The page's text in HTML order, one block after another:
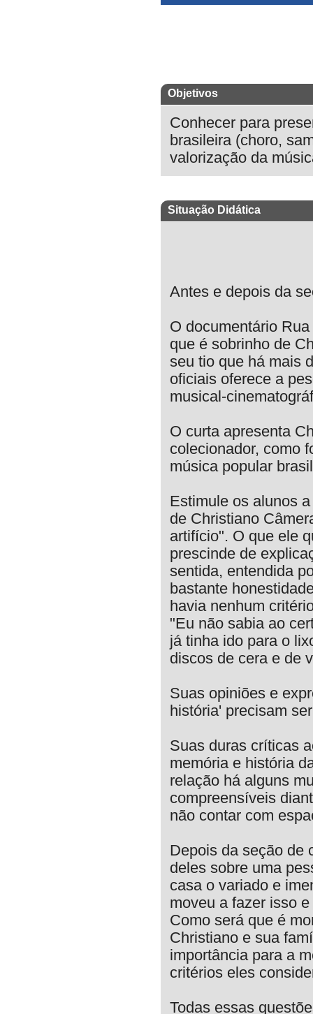
Objetivos
Conhecer para
brasileira (choro,
valorização da
Situação Didática
Antes e depois da
O documentário
que é sobrinho de
seu tio que há mais
oficiais oferece a
musical-
O curta apresenta
colecionador, como
música popular
Estimule os alunos
de Christiano
artifício". O que ele
prescinde de
sentida, entendida
bastante
havia nenhum
"Eu não sabia ao
já tinha ido para o
discos de cera e de
Suas opiniões e
história' precisam
Suas duras críticas
memória e história
relação há alguns
compreensíveis
não contar com
Depois da seção de
deles sobre uma
casa o variado e
moveu a fazer isso
Como será que é
Christiano e sua
importância para a
critérios eles
Todas essas